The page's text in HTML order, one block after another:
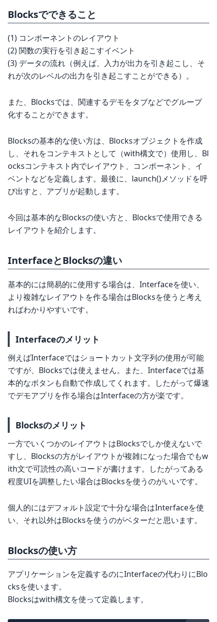
Blocksでできること
(1) コンポーネントのレイアウト
(2) 関数の実行を引き起こすイベント
(3) データの流れ（例えば、入力が出力を引き起こし、そ
れが次のレベルの出力を引き起こすことができる）。
また、Blocksでは、関連するデモをタブなどでグループ
化することができます。
Blocksの基本的な使い方は、Blocksオブジェクトを作成
し、それをコンテキストとして（with構文で）使用し、Bl
ocksコンテキスト内でレイアウト、コンポーネント、イ
ベントなどを定義します。最後に、launch()メソッドを呼
び出すと、アプリが起動します。
今回は基本的なBlocksの使い方と、Blocksで使用できる
レイアウトを紹介します。
InterfaceとBlocksの違い
基本的には簡易的に使用する場合は、Interfaceを使い、
より複雑なレイアウトを作る場合はBlocksを使うと考え
ればわかりやすいです。
Interfaceのメリット
例えばInterfaceではショートカット文字列の使用が可能
ですが、Blocksでは使えません。また、Interfaceでは基
本的なボタンも自動で作成してくれます。したがって爆速
でデモアプリを作る場合はInterfaceの方が楽です。
Blocksのメリット
一方でいくつかのレイアウトはBlocksでしか使えないで
すし、Blocksの方がレイアウトが複雑になった場合でもw
ith文で可読性の高いコードが書けます。したがってある
程度UIを調整したい場合はBlocksを使うのがいいです。
個人的にはデフォルト設定で十分な場合はInterfaceを使
い、それ以外はBlocksを使うのがベターだと思います。
Blocksの使い方
アプリケーションを定義するのにInterfaceの代わりにBlo
cksを使います。
Blocksはwith構文を使って定義します。